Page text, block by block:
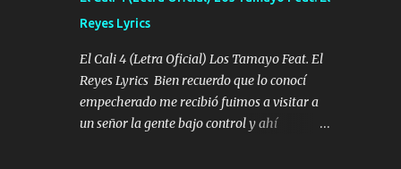
agarrar el vuelo y la mente y tranquilizando
Tomense un buen trago Y así es como
empezamos los versos que voy cantando
(Music) A vido alta y bajas La carreta se
atora Pero nunca le aflojamos Ya me han
pasado cosas Y aunque ustedes no sepan
Reyes Lyrics
El Cali 4 (Letra Oficial) Los Tamayo Feat. El
Reyes Lyrics Bien recuerdo que lo conocí
empecherado me recibió fuimos a visitar a
un señor la gente bajo control y ahí